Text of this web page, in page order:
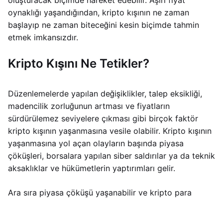
oynaklığı yaşandığından, kripto kışının ne zaman
başlayıp ne zaman biteceğini kesin biçimde tahmin
etmek imkansızdır.
Kripto Kışını Ne Tetikler?
Düzenlemelerde yapılan değişiklikler, talep eksikliği,
madencilik zorluğunun artması ve fiyatların
sürdürülemez seviyelere çıkması gibi birçok faktör
kripto kışının yaşanmasına vesile olabilir. Kripto kışının
yaşanmasına yol açan olayların başında piyasa
çöküşleri, borsalara yapılan siber saldırılar ya da teknik
aksaklıklar ve hükümetlerin yaptırımları gelir.
Ara sıra piyasa çöküşü yaşanabilir ve kripto para